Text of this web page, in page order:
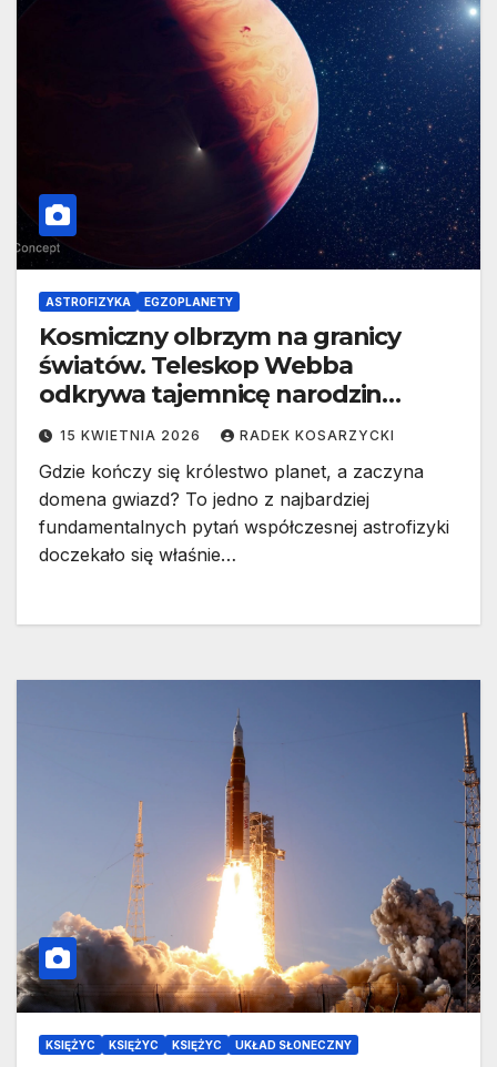
ASTROFIZYKA EGZOPLANETY
Kosmiczny olbrzym na granicy
światów. Teleskop Webba
odkrywa tajemnicę narodzin
super-jowisza
15 KWIETNIA 2026 RADEK KOSARZYCKI
Gdzie kończy się królestwo planet, a zaczyna
domena gwiazd? To jedno z najbardziej
fundamentalnych pytań współczesnej astrofizyki
doczekało się właśnie…
KSIĘŻYC KSIĘŻYC KSIĘŻYC UKŁAD SŁONECZNY